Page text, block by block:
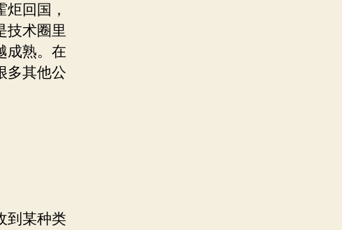
回国，
技术圈里
成熟。在
多其他公
到某种类